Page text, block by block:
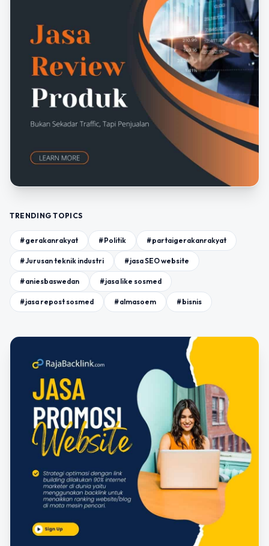
TRENDING TOPICS
#gerakanrakyat #Politik #partaigerakanrakyat
#Jurusan teknik industri #jasa SEO website
#aniesbaswedan #jasa like sosmed
#jasa repost sosmed #almasoem #bisnis